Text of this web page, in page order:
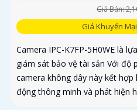
Giá Bán:
Giá Khuyến
Camera IPC-K7FP-5H0WE là
giám sát bảo vệ tài sản Với độ
camera không dây này kết hợp
động thông minh và phát hiện